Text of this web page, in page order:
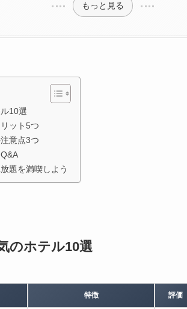
もっと見る
10選
ット5つ
意点3つ
題を満喫しよう
のホテル10選
特徴 評価